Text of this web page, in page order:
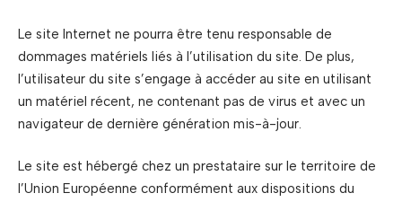
Le site Internet ne pourra être tenu responsable de
dommages matériels liés à l’utilisation du site. De plus,
l’utilisateur du site s’engage à accéder au site en utilisant
un matériel récent, ne contenant pas de virus et avec un
navigateur de dernière génération mis-à-jour.
Le site est hébergé chez un prestataire sur le territoire de
l’Union Européenne conformément aux dispositions du